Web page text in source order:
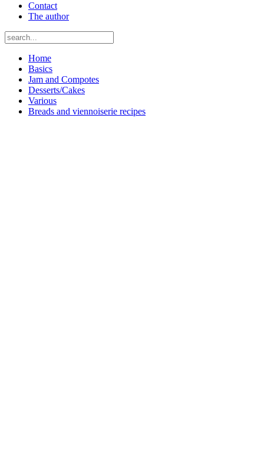
Contact
The author
Home
Basics
Jam and Compotes
Desserts/Cakes
Various
Breads and viennoiserie recipes